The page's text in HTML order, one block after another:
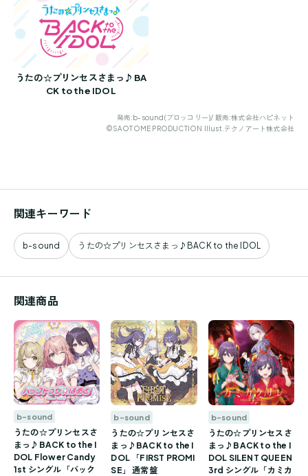
うたの☆プリンセスさまっ♪BA
CK to the IDOL
発売:b-sound(ブロッコリー)/ 販売:株式会社ハピネット
©SAOTOME PRODUCTION Illust.テクノアート株式会社
関連キーワード
b-sound うたの☆プリンセスさまっ♪BACK to the IDOL
関連商品
b-sound
うたの☆プリンセスさ
まっ♪BACK to the I
DOL Flower Candy
1st シングル「バック
b-sound
うたの☆プリンセスさ
まっ♪BACK to the I
DOL 「FIRST PROMI
SE」 通常盤
b-sound
うたの☆プリンセスさ
まっ♪BACK to the I
DOL SILENT QUEEN
3rd シングル「カミカ